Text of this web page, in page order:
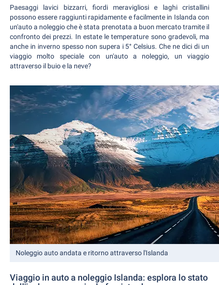
Paesaggi lavici bizzarri, fiordi meravigliosi e laghi cristallini
possono essere raggiunti rapidamente e facilmente in Islanda con
un'auto a noleggio che è stata prenotata a buon mercato tramite il
confronto dei prezzi. In estate le temperature sono gradevoli, ma
anche in inverno spesso non supera i 5° Celsius. Che ne dici di un
viaggio molto speciale con un'auto a noleggio, un viaggio
attraverso il buio e la neve?
Noleggio auto andata e ritorno attraverso l'Islanda
Viaggio in auto a noleggio Islanda: esplora lo stato